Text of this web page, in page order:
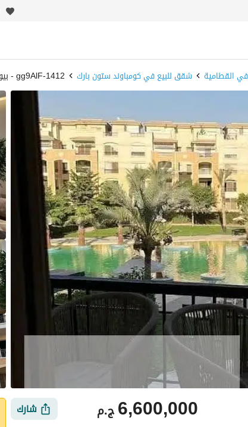
القطامية شقق للبيع في كومباوند ستون بارك 1412-gg9AlF - بيوت
ج.م6,600,000 شارك